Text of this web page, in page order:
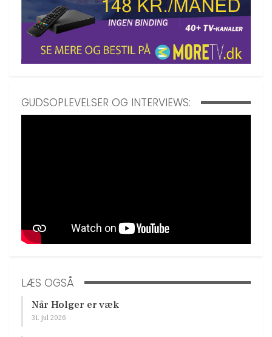
GUDSOPLEVELSER OG INTERVIEWS:
LÆS OGSÅ
Når Holger er væk
31. jul 2026